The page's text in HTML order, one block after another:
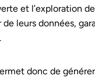
et l’exploration
leurs données,
donc de